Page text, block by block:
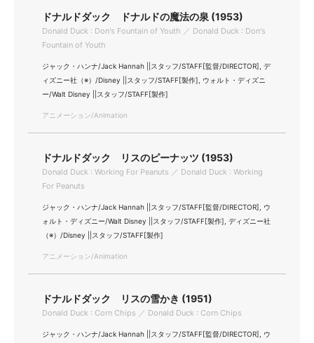
ドナルドダック ドナルドの魔法の泉 (1953)
Donald Duck : Don's Fountain of Youth ／ Donald Duck : Don's
Fountain of Youth
ジャック・ハンナ/Jack Hannah ||スタッフ/STAFF[監督/DIRECTOR], デ
ィズニー社（※）/Disney ||スタッフ/STAFF[製作], ウォルト・ディズニ
ー/Walt Disney ||スタッフ/STAFF[製作]
アニメーション/Animation
ドナルドダック リスのピーナッツ (1953)
Donald Duck : Working For Peanuts ／ Donald Duck : Working
For Peanuts
ジャック・ハンナ/Jack Hannah ||スタッフ/STAFF[監督/DIRECTOR], ウ
ォルト・ディズニー/Walt Disney ||スタッフ/STAFF[製作], ディズニー社
（※）/Disney ||スタッフ/STAFF[製作]
アニメーション/Animation
ドナルドダック リスの雪かき (1951)
Donald Duck : Corn Chips ／ Donald Duck : Corn Chips
ジャック・ハンナ/Jack Hannah ||スタッフ/STAFF[監督/DIRECTOR], ウ